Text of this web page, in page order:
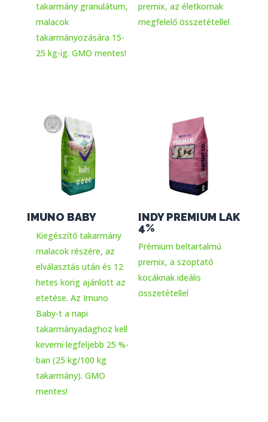
takarmány granulátum,
malacok
takarmányozására 15-
25 kg-ig. GMO mentes!
premix, az életkornak
megfelelő összetétellel
IMUNO BABY
Kiegészítő takarmány
malacok részére, az
elválasztás után és 12
hetes korig ajánlott az
etetése. Az Imuno
Baby-t a napi
takarmányadaghoz kell
keverni legfeljebb 25 %-
ban (25 kg/100 kg
takarmány). GMO
mentes!
INDY PREMIUM LAK
4%
Prémium beltartalmú
premix, a szoptató
kocáknak ideális
összetétellel